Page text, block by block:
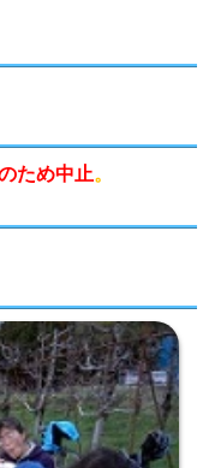
ため中止。